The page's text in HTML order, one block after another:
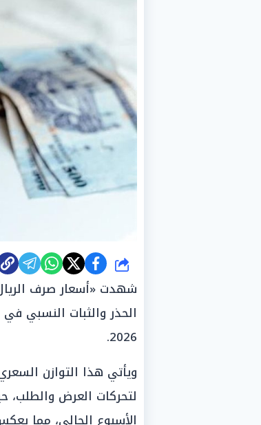
شارك
شهدت «أسعار صرف
2026.
ويأتي هذا التوازن
لتحركات العرض والطلب،
الأسبوع الحالي، مما